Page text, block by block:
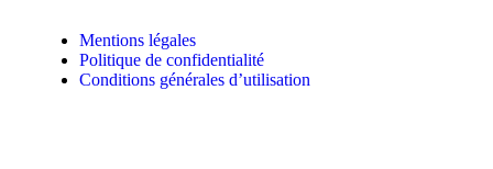
Mentions légales
Politique de confidentialité
Conditions générales d’utilisation